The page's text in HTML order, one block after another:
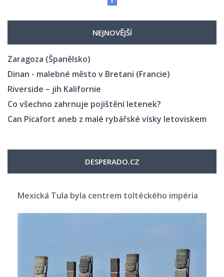
NEJNOVĚJŠÍ
Zaragoza (Španělsko)
Dinan - malebné město v Bretani (Francie)
Riverside – jih Kalifornie
Co všechno zahrnuje pojištění letenek?
Can Picafort aneb z malé rybářské vísky letoviskem
DESPERADO.CZ
Mexická Tula byla centrem toltéckého impéria